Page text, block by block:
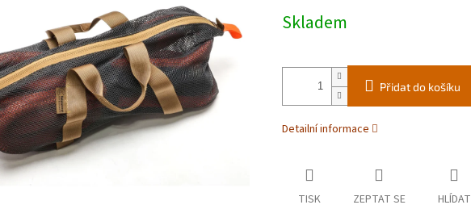
cena:
Skladem
Přidat do košíku
Detailní informace
TISK ZEPTAT SE HLÍDAT